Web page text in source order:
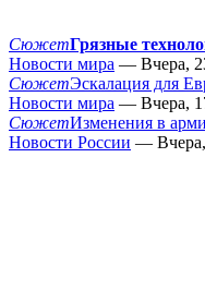
СюжетГрязные
Новости мира — Вчера,
СюжетЭскалация для
Новости мира — Вчера,
СюжетИзменения в
Новости России —